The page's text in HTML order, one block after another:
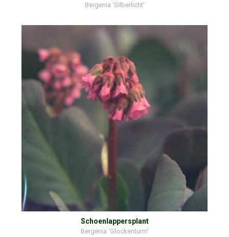
Bergenia 'Silberlicht'
Schoenlappersplant
Bergenia 'Glockenturm'